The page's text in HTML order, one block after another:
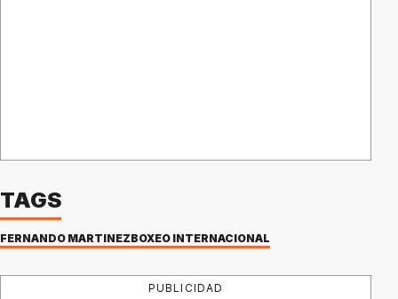
TAGS
FERNANDO MARTÍNEZBOXEO INTERNACIONAL
PUBLICIDAD